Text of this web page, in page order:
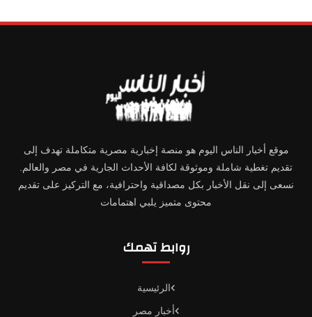
موقع أخبار الناس اليوم هو منصة إخبارية مصرية متكاملة تهدف إلى
تقديم تغطية شاملة وموثوقة لكافة الأحداث الجارية في مصر والعالم.
نسعى إلى نقل الأخبار بكل مصداقية واحترافية، مع التركيز على تقديم
محتوى متميز يلبي اهتمامات
روابط تهمك
الرئيسية
أخبار مصر